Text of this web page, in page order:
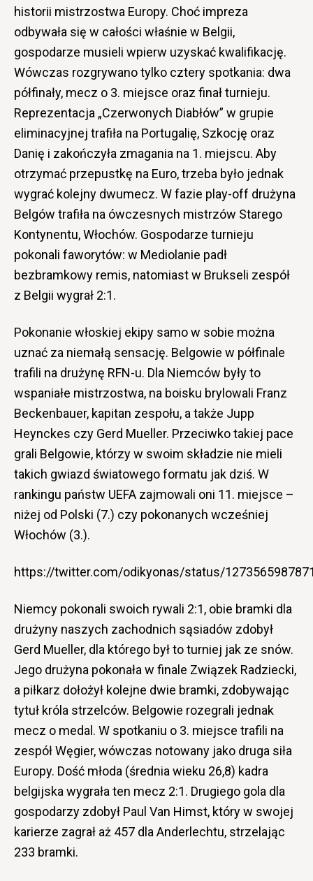
historii mistrzostwa Europy. Choć impreza
odbywała się w całości właśnie w Belgii,
gospodarze musieli wpierw uzyskać kwalifikację.
Wówczas rozgrywano tylko cztery spotkania: dwa
półfinały, mecz o 3. miejsce oraz finał turnieju.
Reprezentacja „Czerwonych Diabłów” w grupie
eliminacyjnej trafiła na Portugalię, Szkocję oraz
Danię i zakończyła zmagania na 1. miejscu. Aby
otrzymać przepustkę na Euro, trzeba było jednak
wygrać kolejny dwumecz. W fazie play-off drużyna
Belgów trafiła na ówczesnych mistrzów Starego
Kontynentu, Włochów. Gospodarze turnieju
pokonali faworytów: w Mediolanie padł
bezbramkowy remis, natomiast w Brukseli zespół
z Belgii wygrał 2:1.
Pokonanie włoskiej ekipy samo w sobie można
uznać za niemałą sensację. Belgowie w półfinale
trafili na drużynę RFN-u. Dla Niemców były to
wspaniałe mistrzostwa, na boisku brylowali Franz
Beckenbauer, kapitan zespołu, a także Jupp
Heynckes czy Gerd Mueller. Przeciwko takiej pace
grali Belgowie, którzy w swoim składzie nie mieli
takich gwiazd światowego formatu jak dziś. W
rankingu państw UEFA zajmowali oni 11. miejsce –
niżej od Polski (7.) czy pokonanych wcześniej
Włochów (3.).
https://twitter.com/odikyonas/status/
Niemcy pokonali swoich rywali 2:1, obie bramki dla
drużyny naszych zachodnich sąsiadów zdobył
Gerd Mueller, dla którego był to turniej jak ze snów.
Jego drużyna pokonała w finale Związek Radziecki,
a piłkarz dołożył kolejne dwie bramki, zdobywając
tytuł króla strzelców. Belgowie rozegrali jednak
mecz o medal. W spotkaniu o 3. miejsce trafili na
zespół Węgier, wówczas notowany jako druga siła
Europy. Dość młoda (średnia wieku 26,8) kadra
belgijska wygrała ten mecz 2:1. Drugiego gola dla
gospodarzy zdobył Paul Van Himst, który w swojej
karierze zagrał aż 457 dla Anderlechtu, strzelając
233 bramki.